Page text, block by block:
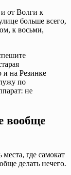
от Волги к
больше всего,
к восьми,
и на Резинке
по
не
вообще
где самокат
делать нечего.